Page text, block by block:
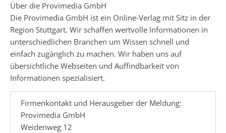
Über die Provimedia GmbH
Die Provimedia GmbH ist ein Online-Verlag mit Sitz in der
Region Stuttgart. Wir schaffen wertvolle Informationen in
unterschiedlichen Branchen um Wissen schnell und
einfach zugänglich zu machen. Wir haben uns auf
übersichtliche Webseiten und Auffindbarkeit von
Informationen spezialisiert.
Firmenkontakt und Herausgeber der Meldung:
Provimedia GmbH
Weidenweg 12